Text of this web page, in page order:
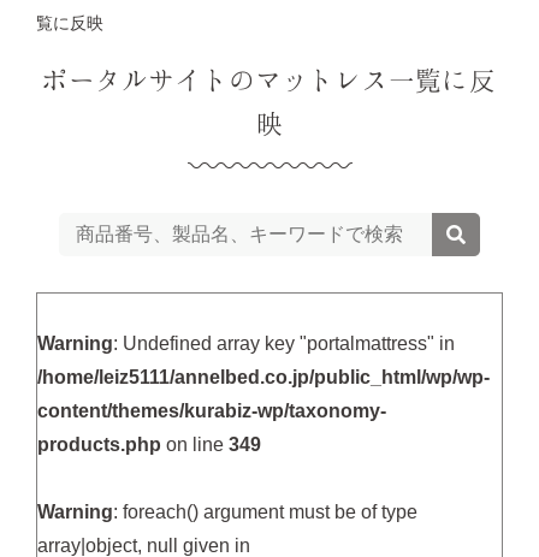
覧に反映
ポータルサイトのマットレス一覧に反
映
Warning: Undefined array key "portalmattress" in
/home/leiz5111/annelbed.co.jp/public_html/wp/wp-
content/themes/kurabiz-wp/taxonomy-
products.php on line 349
Warning: foreach() argument must be of type
array|object, null given in